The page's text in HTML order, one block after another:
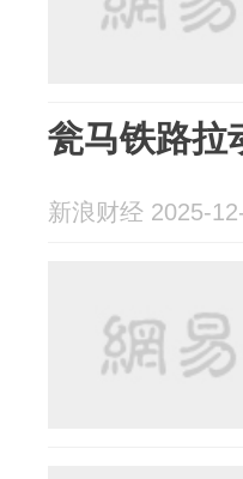
瓮马铁路拉
新浪财经 2025-